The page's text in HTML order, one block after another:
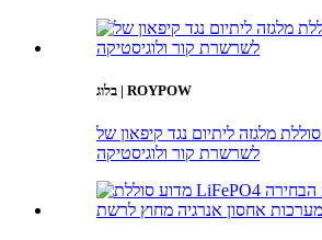
בלוג | ROYPOW
סוללת מלגזה ליתיום נגד קיפאון של ROYPOW
לשרשרת קור ולוגיסטיקה